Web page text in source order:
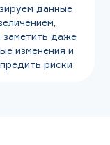
данные
заметить даже
изменения и
риски